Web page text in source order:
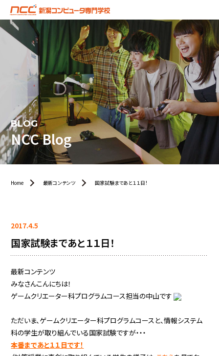
BLOG
NCC Blog
Home 最新コンテンツ 国家試験まであと１１日！
2017.4.5
国家試験まであと１１日！
最新コンテンツ
みなさんこんにちは！
ゲームクリエーター科プログラムコース担当の中山です
ただいま、ゲームクリエーター科プログラムコースと、情報システム
科の学生が取り組んでいる国家試験ですが・・・
本番まであと１１日です！